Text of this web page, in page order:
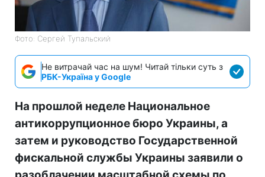
Фото: Сергей Тупальский
Не витрачай час на шум! Читай тільки суть з
РБК-Україна у Google
На прошлой неделе Национальное
антикоррупционное бюро Украины, а
затем и руководство Государственной
фискальной службы Украины заявили о